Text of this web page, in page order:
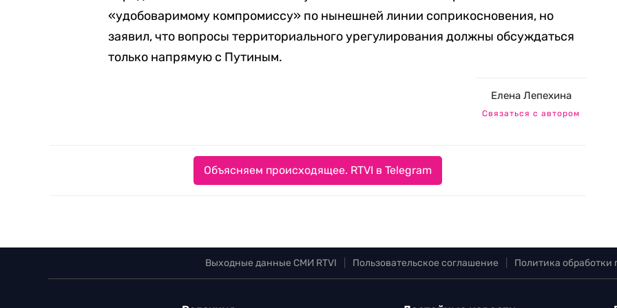
«удобоваримому компромиссу» по нынешней линии соприкосновения, но
заявил, что вопросы территориального урегулирования должны обсуждаться
только напрямую с Путиным.
Елена Лепехина
Связаться с автором
Объясняем происходящее. RTVI в Telegram
Выходные данные СМИ RTVI Пользовательское соглашение Политика